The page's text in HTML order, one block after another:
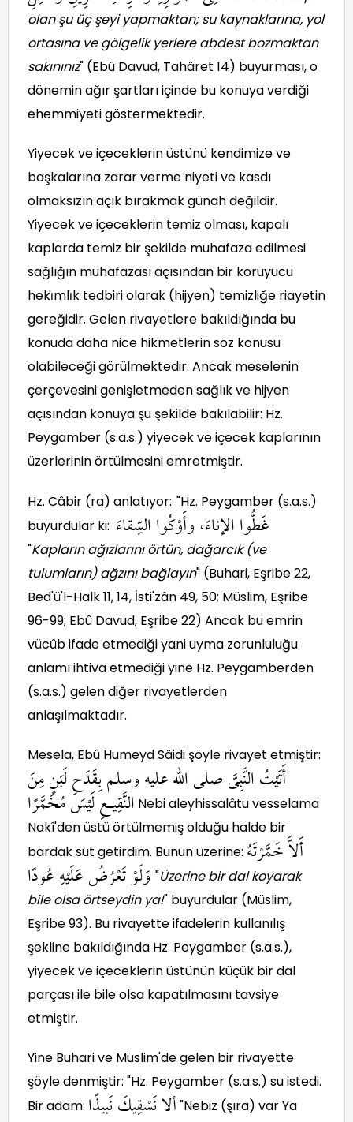
olan şu üç şeyi yapmaktan; su kaynaklarına, yol
ortasına ve gölgelik yerlere abdest bozmaktan
sakınınız" (Ebû Davud, Tahâret 14) buyurması, o
dönemin ağır şartları içinde bu konuya verdiği
ehemmiyeti göstermektedir.
Yiyecek ve içeceklerin üstünü kendimize ve
başkalarına zarar verme niyeti ve kasdı
olmaksızın açık bırakmak günah değildir.
Yiyecek ve içeceklerin temiz olması, kapalı
kaplarda temiz bir şekilde muhafaza edilmesi
sağlığın muhafazası açısından bir koruyucu
hekimlik tedbiri olarak (hijyen) temizliğe riayetin
gereğidir. Gelen rivayetlere bakıldığında bu
konuda daha nice hikmetlerin söz konusu
olabileceği görülmektedir. Ancak meselenin
çerçevesini genişletmeden sağlık ve hijyen
açısından konuya şu şekilde bakılabilir: Hz.
Peygamber (s.a.s.) yiyecek ve içecek kaplarının
üzerlerinin örtülmesini emretmiştir.
Hz. Câbir (ra) anlatıyor: "Hz. Peygamber (s.a.s.)
buyurdular ki: غَطُّوا الإناءَ، وأَوْكُوا السِّقاءَ
"Kapların ağızlarını örtün, dağarcık (ve
tulumların) ağzını bağlayın" (Buhari, Eşribe 22,
Bed'ü'l-Halk 11, 14, İsti'zân 49, 50; Müslim, Eşribe
96-99; Ebû Davud, Eşribe 22) Ancak bu emrin
vücûb ifade etmediği yani uyma zorunluluğu
anlamı ihtiva etmediği yine Hz. Peygamberden
(s.a.s.) gelen diğer rivayetlerden
anlaşılmaktadır.
Mesela, Ebû Humeyd Sâidi şöyle rivayet etmiştir:
أَتَيْتُ النَّبِىَّ صلى الله عليه وسلم بِقَدَحِ لَبَنٍ مِنَ
النَّقِيعِ لَيْسَ مُخَمَّرًا Nebi aleyhissalâtu vesselama
Nakî'den üstü örtülmemiş olduğu halde bir
bardak süt getirdim. Bunun üzerine: أَلاَّ خَمَّرْتَهُ
"Üzerine bir dal koyarak
bile olsa örtseydin ya!" buyurdular (Müslim,
Eşribe 93). Bu rivayette ifadelerin kullanılış
şekline bakıldığında Hz. Peygamber (s.a.s.),
yiyecek ve içeceklerin üstünün küçük bir dal
parçası ile bile olsa kapatılmasını tavsiye
etmiştir.
Yine Buhari ve Müslim'de gelen bir rivayette
şöyle denmiştir: "Hz. Peygamber (s.a.s.) su istedi.
Bir adam: ألا نَسْقِيكَ نَبيذًا"Nebiz (şıra) var Ya